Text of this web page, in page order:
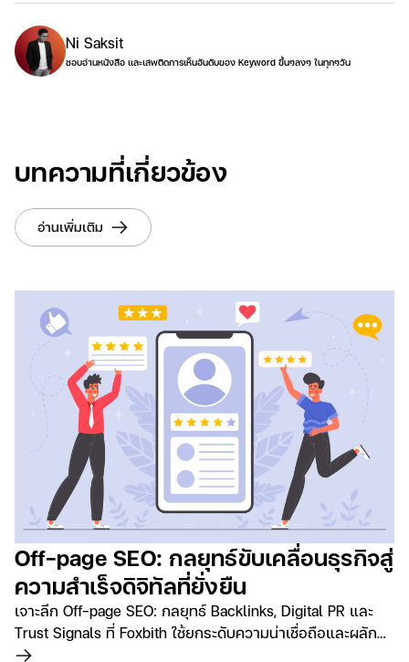
Ni Saksit
ชอบอ่านหนังสือ และเสพติดการเห็นอันดับของ Keyword ขึ้นๆลงๆ ในทุกๆวัน
บทความที่เกี่ยวข้อง
อ่านเพิ่มเติม
Off-page SEO: กลยุทธ์ขับเคลื่อนธุรกิจสู่
ความสำเร็จดิจิทัลที่ยั่งยืน
เจาะลึก Off-page SEO: กลยุทธ์ Backlinks, Digital PR และ
Trust Signals ที่ Foxbith ใช้ยกระดับความน่าเชื่อถือและผลัก
ดันธุรกิจของคุณให้เติบโตอย่างยั่งยืนในโลกดิจิทัล
อ่านเพิ่มเติม